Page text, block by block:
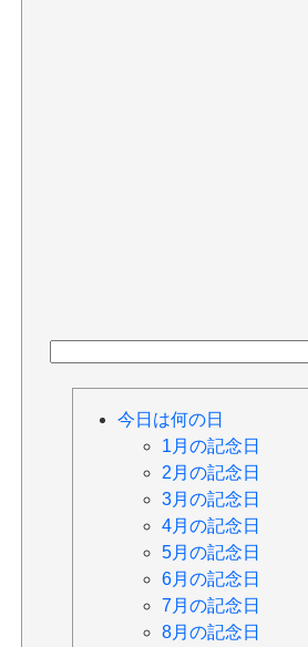
今日は何の日
1月の記念日
2月の記念日
3月の記念日
4月の記念日
5月の記念日
6月の記念日
7月の記念日
8月の記念日